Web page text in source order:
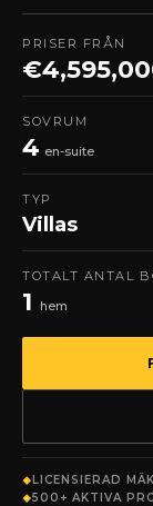
PRISER FRÅN
SOVRUM
4 en-suite
TYP
Villas
TOTALT ANTAL
1 hem
LICENSIERAD
500+ AKTIVA